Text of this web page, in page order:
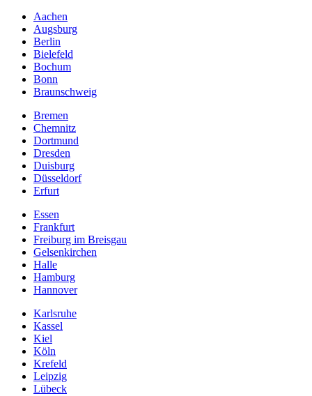
Aachen
Augsburg
Berlin
Bielefeld
Bochum
Bonn
Braunschweig
Bremen
Chemnitz
Dortmund
Dresden
Duisburg
Düsseldorf
Erfurt
Essen
Frankfurt
Freiburg im Breisgau
Gelsenkirchen
Halle
Hamburg
Hannover
Karlsruhe
Kassel
Kiel
Köln
Krefeld
Leipzig
Lübeck